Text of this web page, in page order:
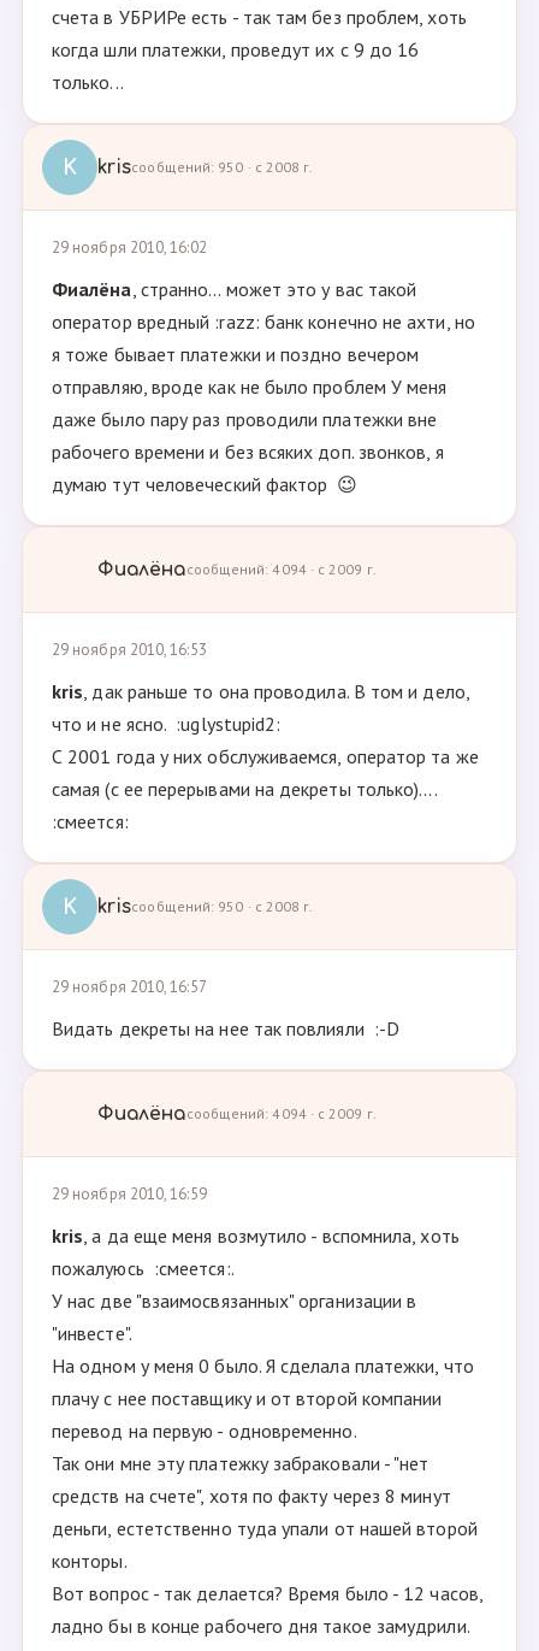
счета в УБРИРе есть - так там без проблем, хоть
когда шли платежки, проведут их с 9 до 16
только...
K krisсообщений: 950 · с 2008 г.
29 ноября 2010, 16:02
Фиалёна, странно... может это у вас такой
оператор вредный :razz: банк конечно не ахти, но
я тоже бывает платежки и поздно вечером
отправляю, вроде как не было проблем У меня
даже было пару раз проводили платежки вне
рабочего времени и без всяких доп. звонков, я
думаю тут человеческий фактор 😉
Фиалёнасообщений: 4094 · с 2009 г.
29 ноября 2010, 16:53
kris, дак раньше то она проводила. В том и дело,
что и не ясно. :uglystupid2:
С 2001 года у них обслуживаемся, оператор та же
самая (с ее перерывами на декреты только)....
:смеется:
K krisсообщений: 950 · с 2008 г.
29 ноября 2010, 16:57
Видать декреты на нее так повлияли :-D
Фиалёнасообщений: 4094 · с 2009 г.
29 ноября 2010, 16:59
kris, а да еще меня возмутило - вспомнила, хоть
пожалуюсь :смеется:.
У нас две "взаимосвязанных" организации в
"инвесте".
На одном у меня 0 было. Я сделала платежки, что
плачу с нее поставщику и от второй компании
перевод на первую - одновременно.
Так они мне эту платежку забраковали - "нет
средств на счете", хотя по факту через 8 минут
деньги, естетственно туда упали от нашей второй
конторы.
Вот вопрос - так делается? Время было - 12 часов,
ладно бы в конце рабочего дня такое замудрили.